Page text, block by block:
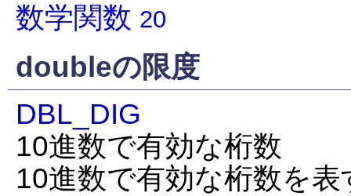
数学関数 20
doubleの限度
DBL_DIG
10進数で有効な桁数
10進数で有効な桁数を